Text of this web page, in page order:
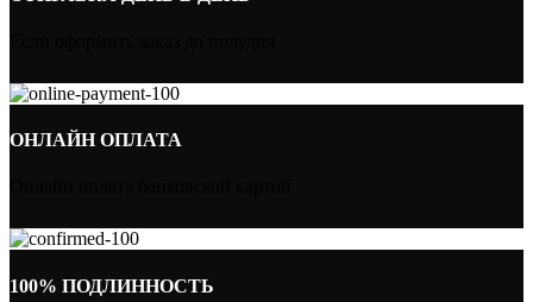
ОНЛАЙН ОПЛАТА
100% ПОДЛИННОСТЬ